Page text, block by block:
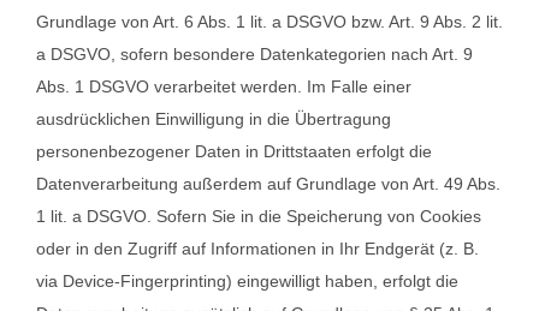
Grundlage von Art. 6 Abs. 1 lit. a DSGVO bzw. Art. 9 Abs. 2 lit.
a DSGVO, sofern besondere Datenkategorien nach Art. 9
Abs. 1 DSGVO verarbeitet werden. Im Falle einer
ausdrücklichen Einwilligung in die Übertragung
personenbezogener Daten in Drittstaaten erfolgt die
Datenverarbeitung außerdem auf Grundlage von Art. 49 Abs.
1 lit. a DSGVO. Sofern Sie in die Speicherung von Cookies
oder in den Zugriff auf Informationen in Ihr Endgerät (z. B.
via Device-Fingerprinting) eingewilligt haben, erfolgt die